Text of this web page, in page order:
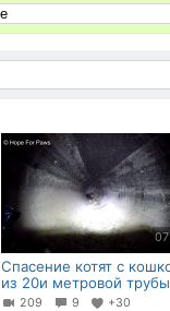
Спасение котят с
из 20и метровой
209 9 +30